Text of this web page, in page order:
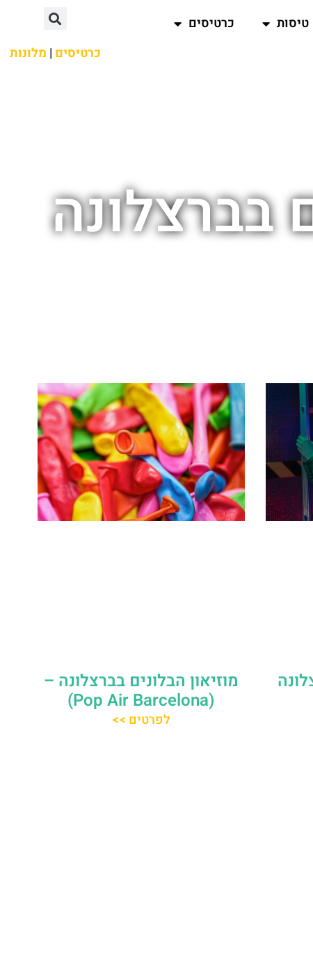
טיסות
כרטיסים
כרטיסים | מלונות
בברצלונה
מוזיאון הבלונים בברצלונה –
(Pop Air Barcelona)
לפרטים >>